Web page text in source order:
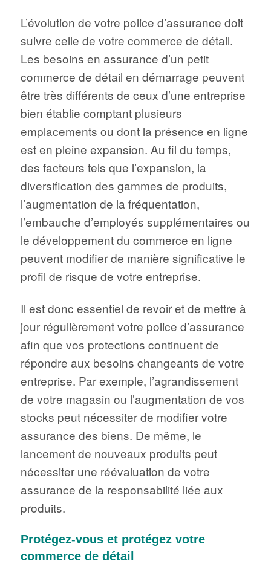
L’évolution de votre police d’assurance doit
suivre celle de votre commerce de détail.
Les besoins en assurance d’un petit
commerce de détail en démarrage peuvent
être très différents de ceux d’une entreprise
bien établie comptant plusieurs
emplacements ou dont la présence en ligne
est en pleine expansion. Au fil du temps,
des facteurs tels que l’expansion, la
diversification des gammes de produits,
l’augmentation de la fréquentation,
l’embauche d’employés supplémentaires ou
le développement du commerce en ligne
peuvent modifier de manière significative le
profil de risque de votre entreprise.
Il est donc essentiel de revoir et de mettre à
jour régulièrement votre police d’assurance
afin que vos protections continuent de
répondre aux besoins changeants de votre
entreprise. Par exemple, l’agrandissement
de votre magasin ou l’augmentation de vos
stocks peut nécessiter de modifier votre
assurance des biens. De même, le
lancement de nouveaux produits peut
nécessiter une réévaluation de votre
assurance de la responsabilité liée aux
produits.
Protégez-vous et protégez votre
commerce de détail